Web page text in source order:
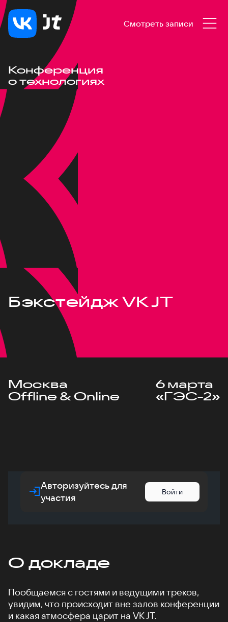
Смотреть записи
Конференция
о технологиях
Бэкстейдж VK JT
Москва
Offline & Online
6 марта
«ГЭС-2»
Авторизуйтесь для
участия
Войти
О докладе
Пообщаемся с гостями и ведущими треков,
увидим, что происходит вне залов конференции
и какая атмосфера царит на VK JT.